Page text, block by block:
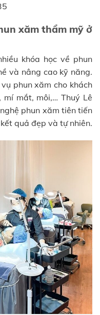
xăm thẩm mỹ ở
khóa học về phun
và nâng cao kỹ năng.
phun xăm cho khách
mí mắt, môi,… Thuý Lê
phun xăm tiên tiến
quả đẹp và tự nhiên.